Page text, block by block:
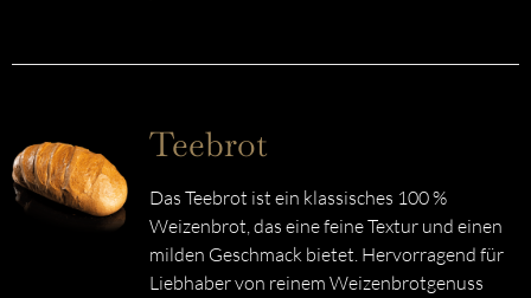
Teebrot
Das Teebrot ist ein klassisches 100 %
Weizenbrot, das eine feine Textur und einen
milden Geschmack bietet. Hervorragend für
Liebhaber von reinem Weizenbrotgenuss